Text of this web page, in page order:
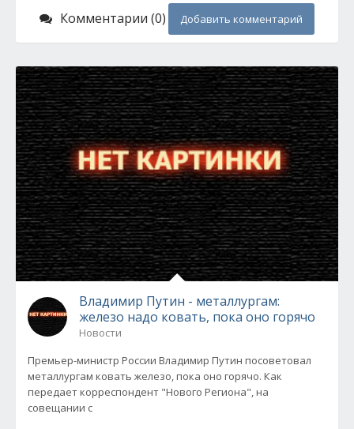
Комментарии (0) Добавить комментарий
Владимир Путин - металлургам:
железо надо ковать, пока оно горячо
Новости
Премьер-министр России Владимир Путин посоветовал
металлургам ковать железо, пока оно горячо. Как
передает корреспондент "Нового Региона", на
совещании с